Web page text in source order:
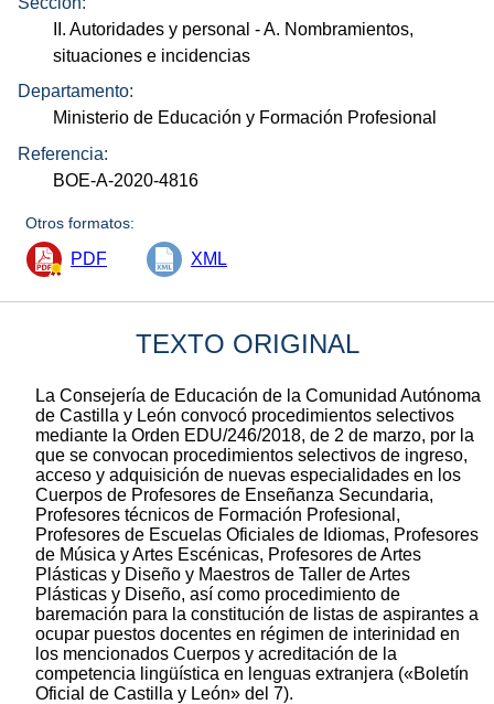
II. Autoridades y personal - A. Nombramientos,
situaciones e incidencias
Departamento:
Ministerio de Educación y Formación Profesional
Referencia:
BOE-A-2020-4816
Otros formatos:
PDF XML
TEXTO ORIGINAL
La Consejería de Educación de la Comunidad Autónoma
de Castilla y León convocó procedimientos selectivos
mediante la Orden EDU/246/2018, de 2 de marzo, por la
que se convocan procedimientos selectivos de ingreso,
acceso y adquisición de nuevas especialidades en los
Cuerpos de Profesores de Enseñanza Secundaria,
Profesores técnicos de Formación Profesional,
Profesores de Escuelas Oficiales de Idiomas, Profesores
de Música y Artes Escénicas, Profesores de Artes
Plásticas y Diseño y Maestros de Taller de Artes
Plásticas y Diseño, así como procedimiento de
baremación para la constitución de listas de aspirantes a
ocupar puestos docentes en régimen de interinidad en
los mencionados Cuerpos y acreditación de la
competencia lingüística en lenguas extranjera («Boletín
Oficial de Castilla y León» del 7).